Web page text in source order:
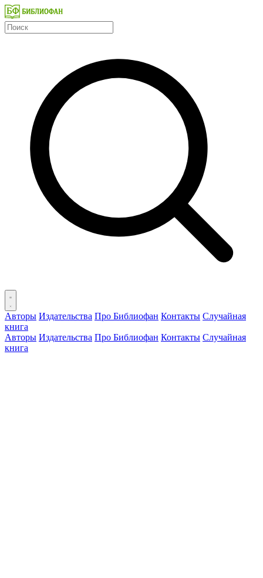
Авторы Издательства Про Библиофан Контакты Случайная
книга
Авторы Издательства Про Библиофан Контакты Случайная
книга